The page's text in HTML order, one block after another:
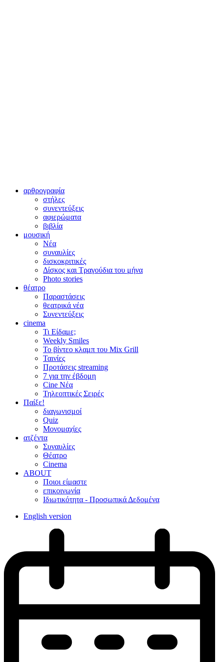
αρθρογραφία
στήλες
συνεντεύξεις
αφιερώματα
βιβλία
μουσική
Νέα
συναυλίες
δισκοκριτικές
Δίσκος και Τραγούδια του μήνα
Photo stories
θέατρο
Παραστάσεις
θεατρικά νέα
Συνεντεύξεις
cinema
Τι Είδαμε;
Weekly Smiles
Το βίντεο κλαμπ του Mix Grill
Ταινίες
Προτάσεις streaming
7 για την έβδομη
Cine Νέα
Τηλεοπτικές Σειρές
Παίξε!
διαγωνισμοί
Quiz
Μονομαχίες
ατζέντα
Συναυλίες
Θέατρο
Cinema
ABOUT
Ποιοι είμαστε
επικοινωνία
Ιδιωτικότητα - Προσωπικά Δεδομένα
English version